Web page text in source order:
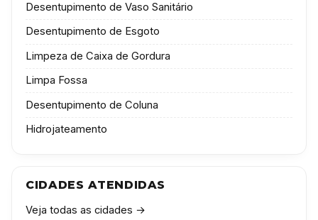
Desentupimento de Vaso Sanitário
Desentupimento de Esgoto
Limpeza de Caixa de Gordura
Limpa Fossa
Desentupimento de Coluna
Hidrojateamento
CIDADES ATENDIDAS
Veja todas as cidades →